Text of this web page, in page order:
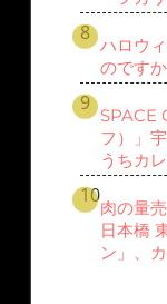
ハロウ
のですか
SPACE
フ）」
うちカ
肉の量
日本橋
ン」、